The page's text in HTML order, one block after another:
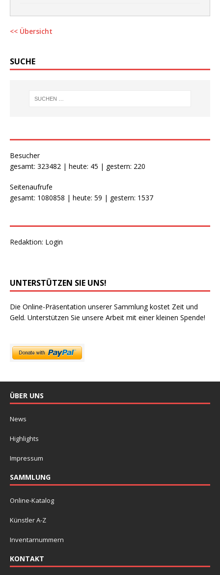
<< Übersicht
SUCHE
Besucher
gesamt: 323482 | heute: 45 | gestern: 220
Seitenaufrufe
gesamt: 1080858 | heute: 59 | gestern: 1537
Redaktion: Login
UNTERSTÜTZEN SIE UNS!
Die Online-Präsentation unserer Sammlung kostet Zeit und
Geld. Unterstützen Sie unsere Arbeit mit einer kleinen Spende!
ÜBER UNS
News
Highlights
Impressum
SAMMLUNG
Online-Katalog
Künstler A-Z
Inventarnummern
KONTAKT